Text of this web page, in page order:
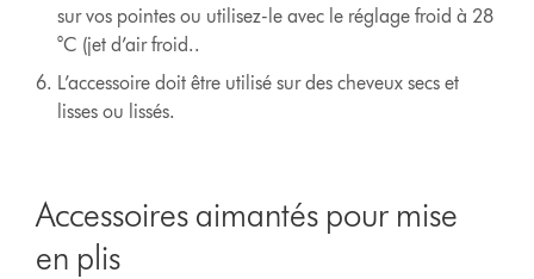
sur vos pointes ou utilisez-le avec le réglage froid à 28
°C (jet d’air froid..
L’accessoire doit être utilisé sur des cheveux secs et
lisses ou lissés.
Accessoires aimantés pour mise
en plis